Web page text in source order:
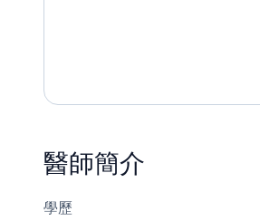
醫師簡介
學歷